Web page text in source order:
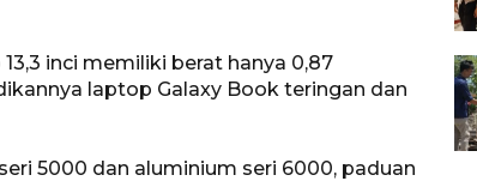
inci memiliki berat hanya 0,87
laptop Galaxy Book teringan dan
5000 dan aluminium seri 6000, paduan